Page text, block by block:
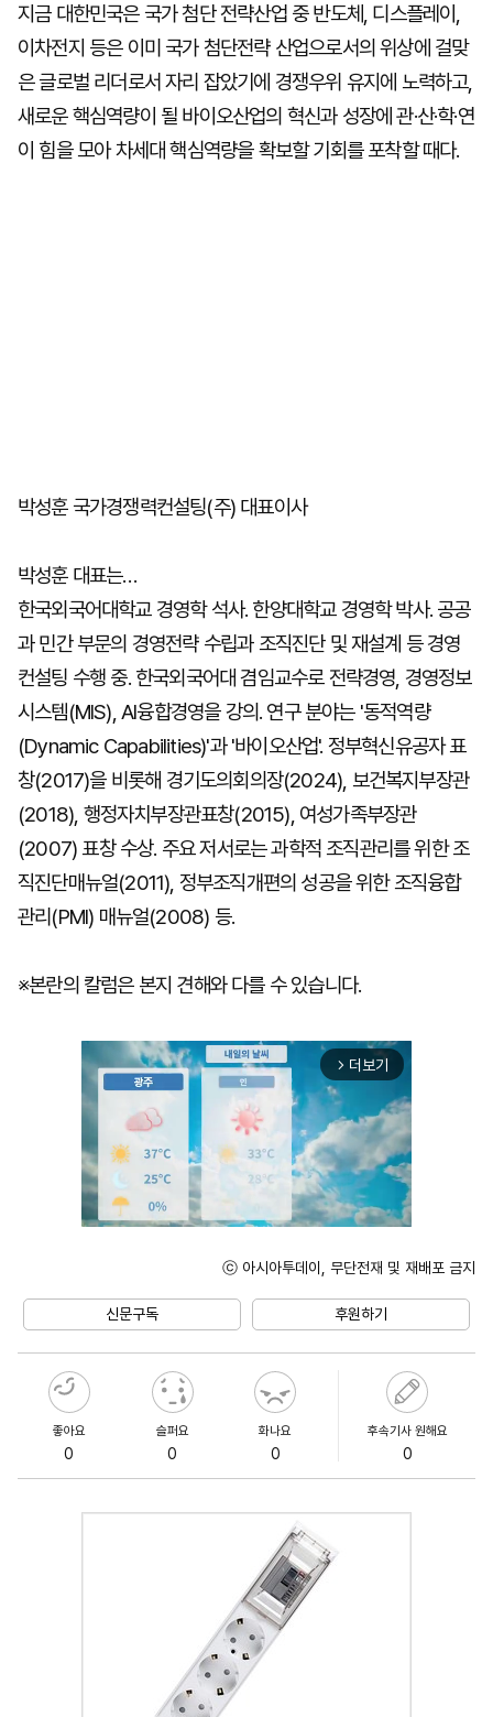
지금 대한민국은 국가 첨단 전략산업 중 반도체, 디스플레이,
이차전지 등은 이미 국가 첨단전략 산업으로서의 위상에 걸맞
은 글로벌 리더로서 자리 잡았기에 경쟁우위 유지에 노력하고,
새로운 핵심역량이 될 바이오산업의 혁신과 성장에 관·산·학·연
이 힘을 모아 차세대 핵심역량을 확보할 기회를 포착할 때다.
박성훈 국가경쟁력컨설팅(주) 대표이사
박성훈 대표는…
한국외국어대학교 경영학 석사. 한양대학교 경영학 박사. 공공
과 민간 부문의 경영전략 수립과 조직진단 및 재설계 등 경영
컨설팅 수행 중. 한국외국어대 겸임교수로 전략경영, 경영정보
시스템(MIS), AI융합경영을 강의. 연구 분야는 '동적역량
(Dynamic Capabilities)'과 '바이오산업'. 정부혁신유공자 표
창(2017)을 비롯해 경기도의회의장(2024), 보건복지부장관
(2018), 행정자치부장관표창(2015), 여성가족부장관
(2007) 표창 수상. 주요 저서로는 과학적 조직관리를 위한 조
직진단매뉴얼(2011), 정부조직개편의 성공을 위한 조직융합
관리(PMI) 매뉴얼(2008) 등.
※본란의 칼럼은 본지 견해와 다를 수 있습니다.
arrow_forward_ios 더보기
ⓒ 아시아투데이, 무단전재 및 재배포 금지
신문구독 후원하기
좋아요
0
슬퍼요
0
화나요
0
후속기사 원해요
0